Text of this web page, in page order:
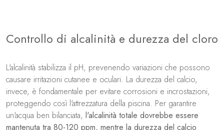
Controllo di alcalinità e durezza del cloro
L'alcalinità stabilizza il pH, prevenendo variazioni che possono
causare irritazioni cutanee e oculari. La durezza del calcio,
invece, è fondamentale per evitare corrosioni e incrostazioni,
proteggendo così l'attrezzatura della piscina. Per garantire
un'acqua ben bilanciata, l'alcalinità totale dovrebbe essere
mantenuta tra 80-120 ppm, mentre la durezza del calcio